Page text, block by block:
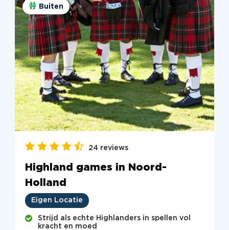
Buiten
24 reviews
Highland games in Noord-
Holland
Eigen Locatie
Strijd als echte Highlanders in spellen vol
kracht en moed